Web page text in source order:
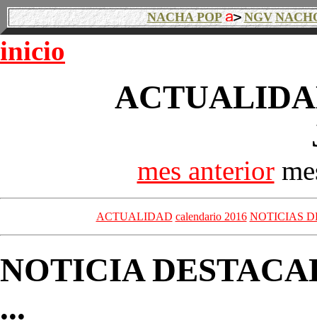
NACHA POP NGV
inicio
mes anterior
ACTUALIDAD calendario 2016 NOTICIAS
NOTICIA
...